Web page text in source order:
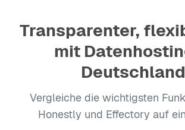
Transparenter,
mit
Deutschland
Vergleiche die wichtigsten
Honestly und Effectory auf